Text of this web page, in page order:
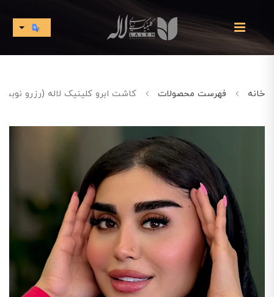
خانه فهرست محصولات کاشت ابرو کلینیک لاله (رزرو نوبت)